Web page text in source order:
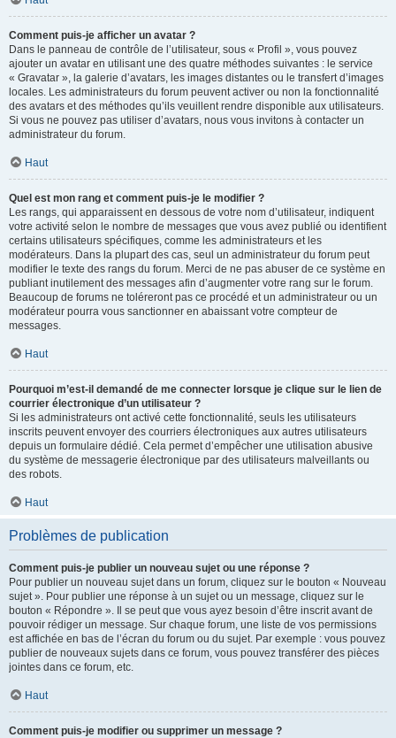
Comment puis-je afficher un avatar ?
Dans le panneau de contrôle de l’utilisateur, sous « Profil », vous pouvez
ajouter un avatar en utilisant une des quatre méthodes suivantes : le service
« Gravatar », la galerie d’avatars, les images distantes ou le transfert d’images
locales. Les administrateurs du forum peuvent activer ou non la fonctionnalité
des avatars et des méthodes qu’ils veuillent rendre disponible aux utilisateurs.
Si vous ne pouvez pas utiliser d’avatars, nous vous invitons à contacter un
administrateur du forum.
Haut
Quel est mon rang et comment puis-je le modifier ?
Les rangs, qui apparaissent en dessous de votre nom d’utilisateur, indiquent
votre activité selon le nombre de messages que vous avez publié ou identifient
certains utilisateurs spécifiques, comme les administrateurs et les
modérateurs. Dans la plupart des cas, seul un administrateur du forum peut
modifier le texte des rangs du forum. Merci de ne pas abuser de ce système en
publiant inutilement des messages afin d’augmenter votre rang sur le forum.
Beaucoup de forums ne toléreront pas ce procédé et un administrateur ou un
modérateur pourra vous sanctionner en abaissant votre compteur de
messages.
Haut
Pourquoi m’est-il demandé de me connecter lorsque je clique sur le lien de
courrier électronique d’un utilisateur ?
Si les administrateurs ont activé cette fonctionnalité, seuls les utilisateurs
inscrits peuvent envoyer des courriers électroniques aux autres utilisateurs
depuis un formulaire dédié. Cela permet d’empêcher une utilisation abusive
du système de messagerie électronique par des utilisateurs malveillants ou
des robots.
Haut
Problèmes de publication
Comment puis-je publier un nouveau sujet ou une réponse ?
Pour publier un nouveau sujet dans un forum, cliquez sur le bouton « Nouveau
sujet ». Pour publier une réponse à un sujet ou un message, cliquez sur le
bouton « Répondre ». Il se peut que vous ayez besoin d’être inscrit avant de
pouvoir rédiger un message. Sur chaque forum, une liste de vos permissions
est affichée en bas de l’écran du forum ou du sujet. Par exemple : vous pouvez
publier de nouveaux sujets dans ce forum, vous pouvez transférer des pièces
jointes dans ce forum, etc.
Haut
Comment puis-je modifier ou supprimer un message ?